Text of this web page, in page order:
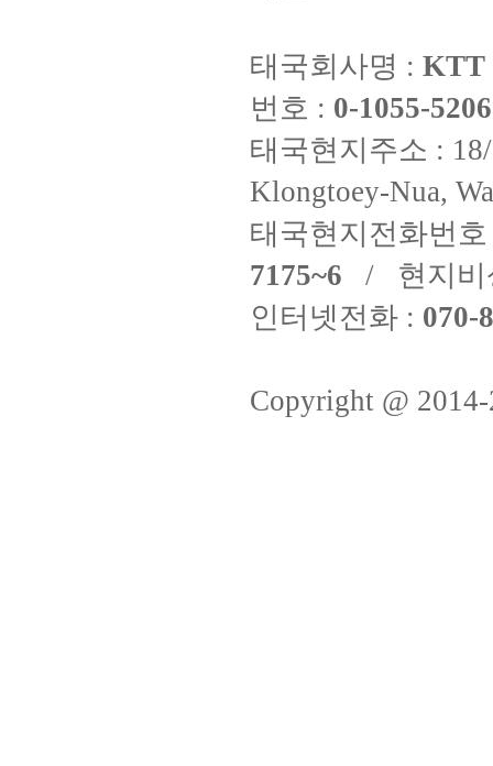
태국회사명 : KTT
번호 : 0-1055-
태국현지주소 :
Klongtoey-Nua,
태국현지전화번
7175~6 / 현지비
인터넷전화 : 070-
Copyright @